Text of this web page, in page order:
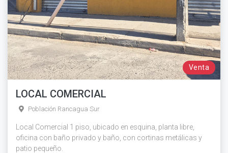
Venta
LOCAL COMERCIAL
Población Rancagua Sur
Local Comercial 1 piso, ubicado en esquina, planta libre,
oficina con baño privado y baño, con cortinas metálicas y
patio pequeño.